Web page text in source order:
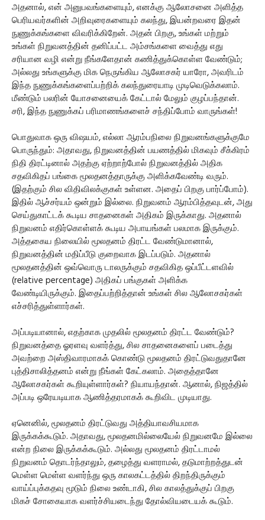
அதனால், என் அனுபவங்களையும், எனக்கு ஆலோசனை அளித்த
பெரியவர்களின் அறிவுரைகளையும் கலந்து, இயன்றவரை இதன்
நுணுக்கங்களை விவரிக்கிறேன். அதன் பிறகு, உங்கள் மற்றும்
உங்கள் நிறுவனத்தின் தனிப்பட்ட அம்சங்களை வைத்து எது
சரியான வழி என்று நீங்களேதான் கணித்துக்கொள்ள வேண்டும்;
அல்லது உங்களுக்கு மிக நெருங்கிய ஆலோசகர் யாரோ, அவரிடம்
இந்த நுணுக்கங்களைப்பற்றிக் கலந்துரையாடி முடிவெடுக்கலாம்.
மீண்டும் பலரின் யோசனையைக் கேட்டால் மேலும் குழப்பந்தான்.
சரி, இந்த நுணுக்கப் பரிமாணங்களைச் சந்திப்போம் வாருங்கள்!
பொதுவாக ஒரு விஷயம், எல்லா ஆரம்பநிலை நிறுவனங்களுக்குமே
பொருந்தும்: அதாவது, நிறுவனத்தின் பயணத்தில் மிகவும் சீக்கிரம்
நிதி திரட்டினால் அதற்கு ஏற்றாற்போல் நிறுவனத்தில் அதிக
சதவிகிதப் பங்கை மூலதனத்தாருக்கு அளிக்கவேண்டி வரும்.
(இதற்கும் சில விதிவிலக்குகள் உள்ளன. அதைப் பிறகு பார்ப்போம்).
இதில் ஆச்சர்யம் ஒன்றும் இல்லை. நிறுவனம் ஆரம்பித்தவுடன், அது
செய்துகாட்டக் கூடிய சாதனைகள் அதிகம் இருக்காது. அதனால்
நிறுவனம் எதிர்கொள்ளக் கூடிய அபாயங்கள் பலமாக இருக்கும்.
அத்தகைய நிலையில் மூலதனம் திரட்ட வேண்டுமானால்,
நிறுவனத்தின் மதிப்பீடு குறைவாக இடப்படும். அதனால்
மூலதனத்தின் ஒவ்வொரு டாலருக்கும் சதவிகித ஒப்பீட்டளவில்
(relative percentage) அதிகப் பங்குகள் அளிக்க
வேண்டியிருக்கும். இதைப்பற்றித்தான் உங்கள் சில ஆலோசகர்கள்
எச்சரித்துள்ளார்கள்.
அப்படியானால், எதற்காக முதலில் மூலதனம் திரட்ட வேண்டும்?
நிறுவனத்தை ஓரளவு வளர்த்து, சில சாதனைகளைப் படைத்து
அவற்றை அஸ்திவாரமாகக் கொண்டு மூலதனம் திரட்டுவதுதானே
புத்திசாலித்தனம் என்று நீங்கள் கேட்கலாம். அதைத்தானே
ஆலோசகர்கள் கூறியுள்ளார்கள்? நியாயந்தான். ஆனால், நிஜத்தில்
அப்படி ஒரேயடியாக ஆணித்தரமாகக் கூறிவிட முடியாது.
ஏனெனில், மூலதனம் திரட்டுவது அத்தியாவசியமாக
இருக்கக்கூடும். அதாவது, மூலதனமில்லையேல் நிறுவனமே இல்லை
என்ற நிலை இருக்கக்கூடும். அல்லது மூலதனம் திரட்டாமல்
நிறுவனம் தொடர்ந்தாலும், தழைத்து வளராமல், தடுமாற்றத்துடன்
மெள்ள மெள்ள வளர்ந்து ஒரு காலகட்டத்தில் திறந்திருக்கும்
வாய்ப்புக்கதவு மூடும் நிலை உண்டாகி, சில காலத்துக்குப் பிறகு
மிகச் சோகையாக வளர்ச்சியடைந்து தோல்வியடையக் கூடும்.